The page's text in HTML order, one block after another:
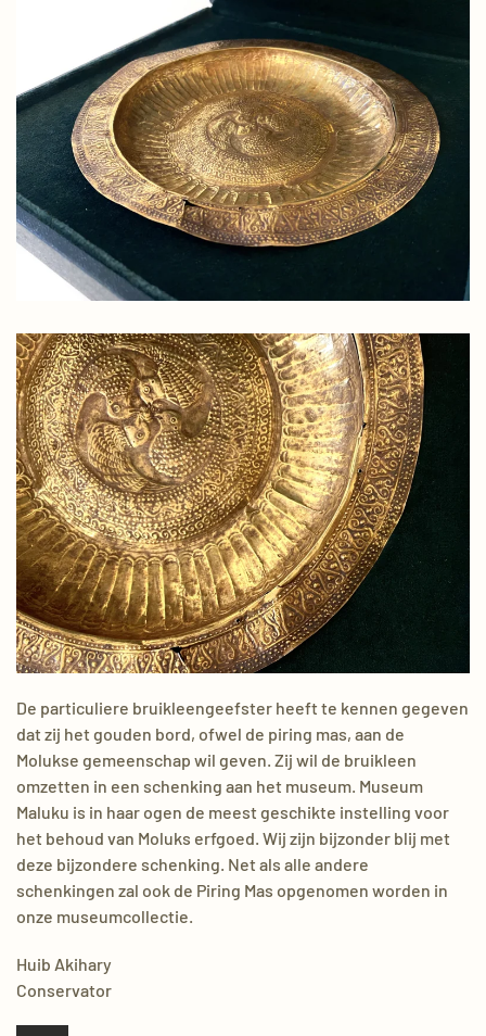
Piring mas
Piring mas
De particuliere bruikleengeefster heeft te kennen gegeven
dat zij het gouden bord, ofwel de piring mas, aan de
Molukse gemeenschap wil geven. Zij wil de bruikleen
omzetten in een schenking aan het museum. Museum
Maluku is in haar ogen de meest geschikte instelling voor
het behoud van Moluks erfgoed. Wij zijn bijzonder blij met
deze bijzondere schenking. Net als alle andere
schenkingen zal ook de Piring Mas opgenomen worden in
onze museumcollectie.
Huib Akihary
Conservator